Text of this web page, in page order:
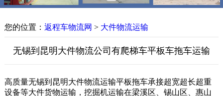
您的位置： 返程车物流网 > 大件物流运输
无锡到昆明大件物流公司有爬梯车平板车拖车运输
高质量无锡到昆明大件物流运输平板拖车承接超宽超长超重
设备等大件货物运输，挖掘机运输在梁溪区、锡山区、惠山